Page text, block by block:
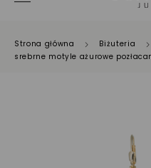
Strona główna Biżuteria
srebrne motyle ażurowe